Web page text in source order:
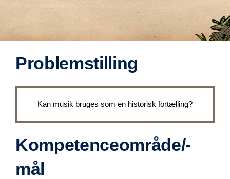
Problemstilling
Kan musik bruges som en historisk fortælling?
Kompetenceområde/-
mål